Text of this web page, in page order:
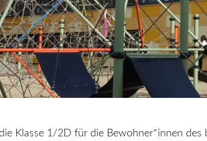
Klasse 1/2D für die Bewohner*innen